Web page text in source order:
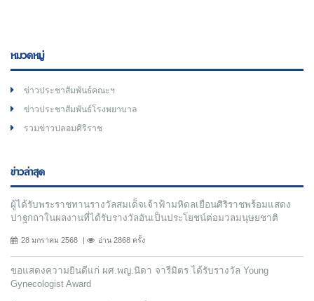
หมวดหมู่
ข่าวประชาสัมพันธ์คณะฯ
ข่าวประชาสัมพันธ์โรงพยาบาล
รวมข่าวปลอมศิริราช
ข่าวล่าสุด
ผู้ได้รับพระราชทานรางวัลสมเด็จเจ้าฟ้ามหิดลเยือนศิริราชพร้อมแสดง
ปาฐกถาในผลงานที่ได้รับรางวัลอันเป็นประโยชน์ต่อมวลมนุษยชาติ
28 มกราคม 2568 อ่าน 2868 ครั้ง
ขอแสดงความยินดีแก่ ผศ.พญ.นิดา จารีมิตร ได้รับรางวัล Young
Gynecologist Award